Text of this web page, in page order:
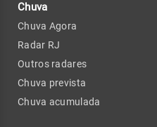
Chuva
Chuva Agora
Radar RJ
Outros radares
Chuva prevista
Chuva acumulada